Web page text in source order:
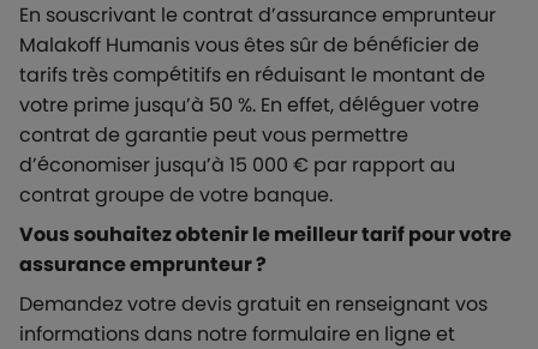
En souscrivant le contrat d’assurance emprunteur
Malakoff Humanis vous êtes sûr de bénéficier de
tarifs très compétitifs en réduisant le montant de
votre prime jusqu’à 50 %. En effet, déléguer votre
contrat de garantie peut vous permettre
d’économiser jusqu’à 15 000 € par rapport au
contrat groupe de votre banque.
Vous souhaitez obtenir le meilleur tarif pour votre
assurance emprunteur ?
Demandez votre devis gratuit en renseignant vos
informations dans notre formulaire en ligne et